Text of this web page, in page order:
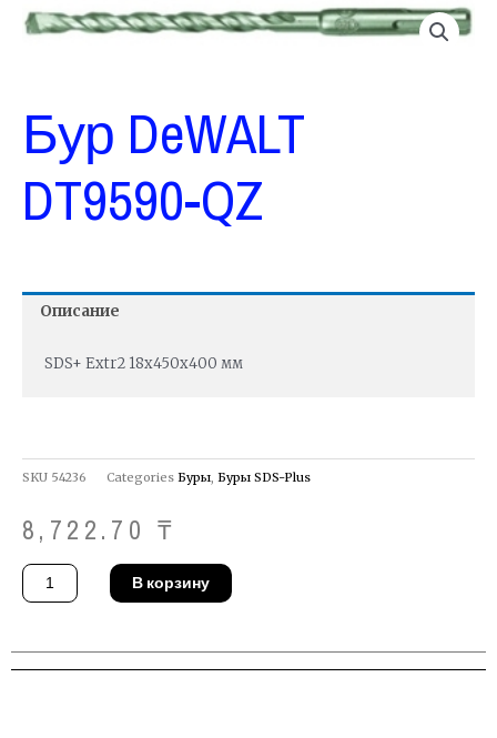
Бур DeWALT
DT9590-QZ
Описание
SDS+ Extr2 18х450х400 мм
SKU 54236 Categories Буры, Буры SDS-Plus
8,722.70 ₸
Количество
товара
Бур
В корзину